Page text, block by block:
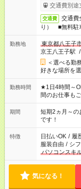
交通費別途
交通費
交通費
り） ■無料駐
勤務地
東京都八王子
京王八王子駅 /
＜選べる勤
好きな場所を
勤務時間
★1日4時間～
間のお仕事も
家庭の都合で
※週最低15時
期間
短期2ヵ月～
です！
特徴 日払いOK / 履
服装自由 / シ
パソコンスキ
気になる！